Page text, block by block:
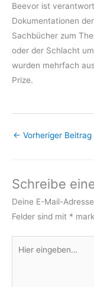
Beevor ist
Dokumentationen
Sachbücher zum
oder der Schlacht
wurden mehrfach
Prize.
← Vorheriger Beitrag
Schreibe
Deine E-Mail-
Felder sind mit *
eingeben…